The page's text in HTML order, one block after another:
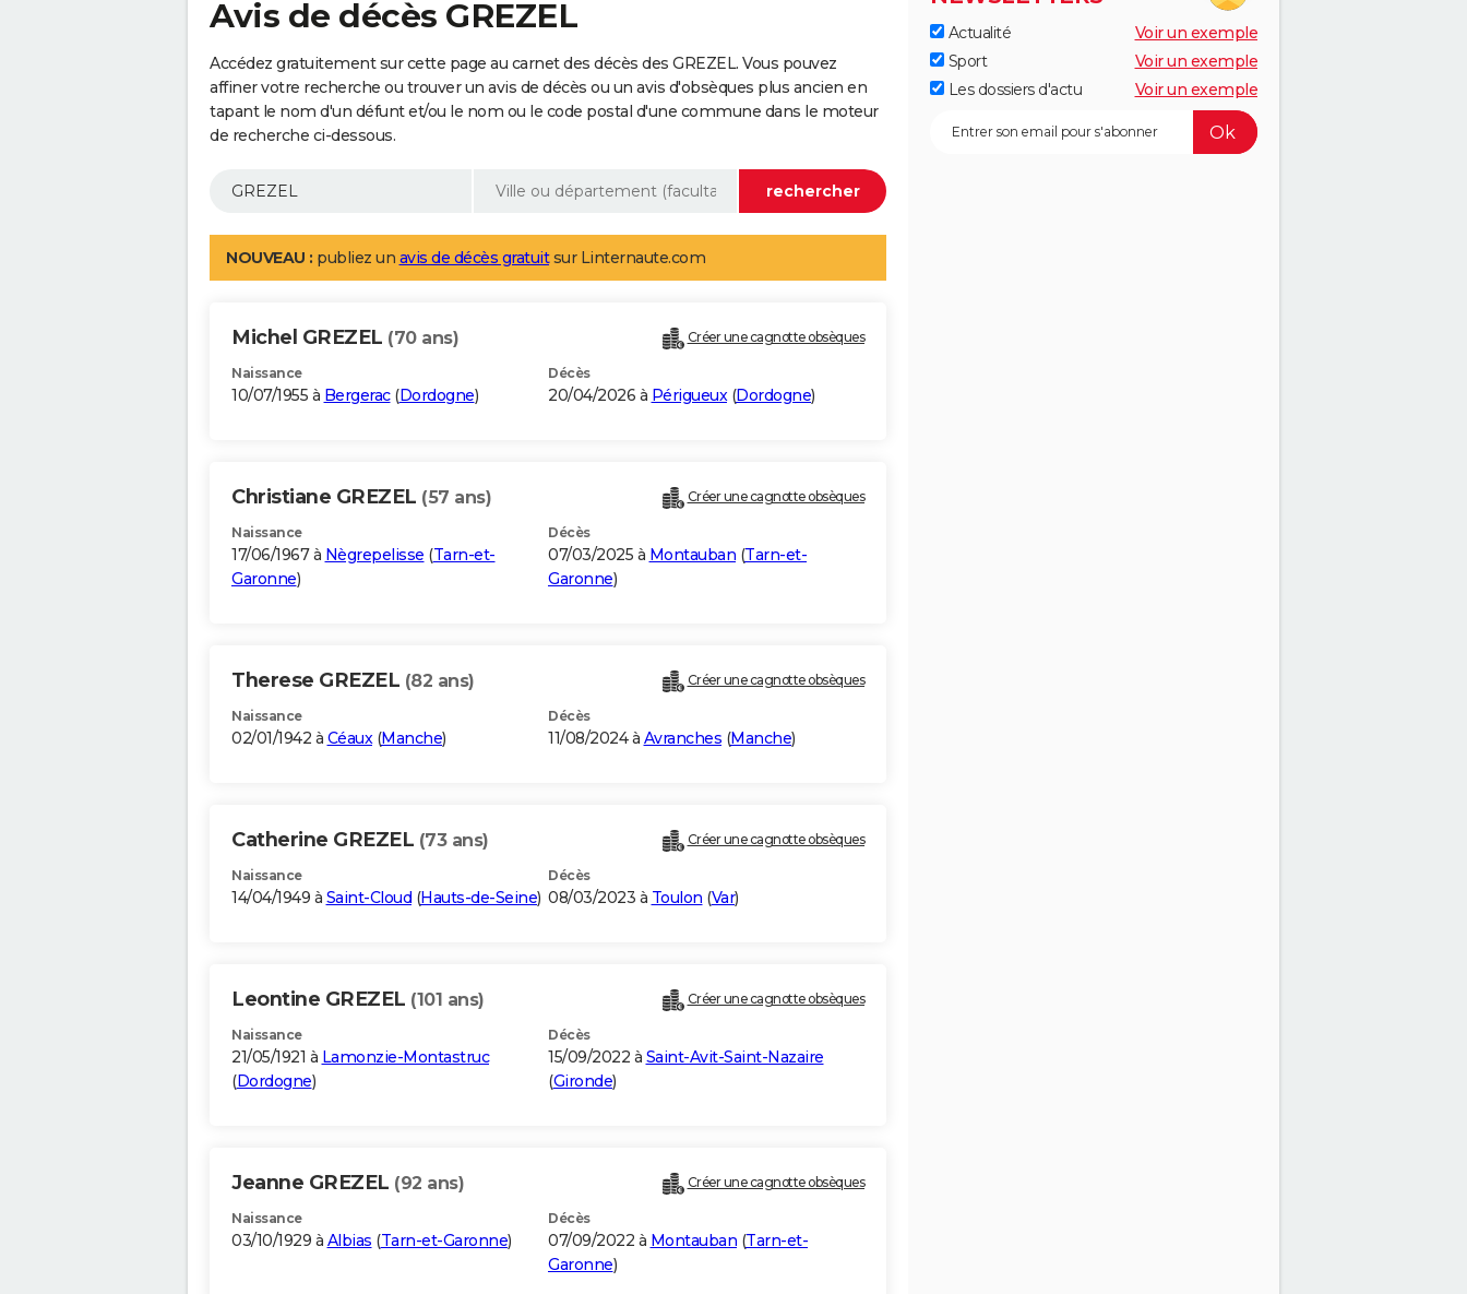
Avis de décès GREZEL
Accédez gratuitement sur cette page au carnet des décès des GREZEL. Vous pouvez
affiner votre recherche ou trouver un avis de décès ou un avis d'obsèques plus ancien en
tapant le nom d'un défunt et/ou le nom ou le code postal d'une commune dans le moteur
de recherche ci-dessous.
NOUVEAU : publiez un avis de décès gratuitsur Linternaute.com
Michel GREZEL (70 ans) Créer une cagnotte obsèques
Naissance
10/07/1955 à Bergerac(Dordogne)
Décès
20/04/2026 à Périgueux(Dordogne)
Christiane GREZEL (57 ans) Créer une cagnotte obsèques
Naissance
17/06/1967 à Nègrepelisse (Tarn-et-
Garonne)
Décès
07/03/2025 à Montauban (Tarn-et-
Garonne)
Therese GREZEL (82 ans) Créer une cagnotte obsèques
Naissance
02/01/1942 à Céaux(Manche)
Décès
11/08/2024 à Avranches (Manche)
Catherine GREZEL (73 ans) Créer une cagnotte obsèques
Naissance
14/04/1949 à Saint-Cloud (Hauts-de-Seine)
Décès
08/03/2023 à Toulon (Var)
Leontine GREZEL (101 ans) Créer une cagnotte obsèques
Naissance
21/05/1921 à Lamonzie-Montastruc
(Dordogne)
Décès
15/09/2022 à Saint-Avit-Saint-Nazaire
(Gironde)
Jeanne GREZEL (92 ans) Créer une cagnotte obsèques
Naissance
03/10/1929 à Albias (Tarn-et-Garonne)
Décès
07/09/2022 à Montauban (Tarn-et-
Garonne)
Actualité
Voir un exemple
Sport
Voir un exemple
Les dossiers d'actu
Voir un exemple